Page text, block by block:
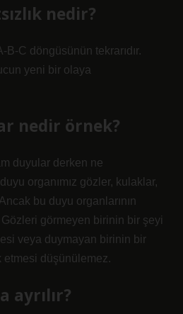
nedir?
B-C döngüsünün tekrarıdır.
yeni bir olaya
nedir örnek?
duyular derken ne
organımız gözler, kulaklar,
bu duyu organlarının
görmeyen birinin bir şeyi
veya duymayan birinin bir
etmesi düşünülemez.
ayrılır?